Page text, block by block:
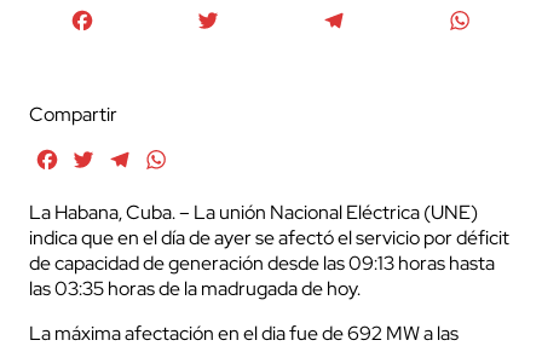
Compartir
FacebookTwitterTelegram
La Habana, Cuba. – La unión Nacional Eléctrica (UNE)
indica que en el día de ayer se afectó el servicio por déficit
de capacidad de generación desde las 09:13 horas hasta
las 03:35 horas de la madrugada de hoy.
La máxima afectación en el dia fue de 692 MW a las